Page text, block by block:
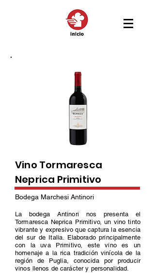
Vino Tormaresca
Neprica Primitivo
Bodega Marchesi Antinori
La bodega Antinori nos presenta el
Tormaresca Neprica Primitivo, un vino tinto
vibrante y expresivo que captura la esencia
del sur de Italia. Elaborado principalmente
con la uva Primitivo, este vino es un
homenaje a la rica tradición vinícola de la
región de Puglia, conocida por producir
vinos llenos de carácter y personalidad.